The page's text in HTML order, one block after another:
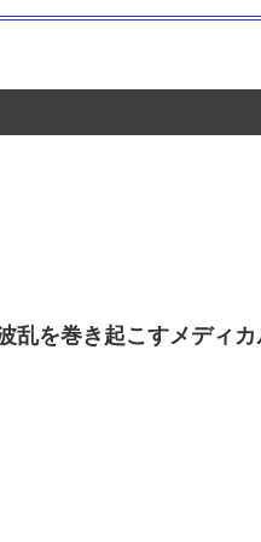
を巻き起こすメディカ